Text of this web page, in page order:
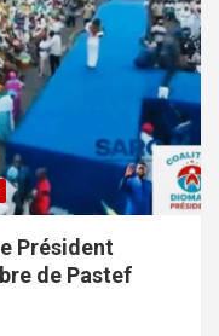
Président
de Pastef